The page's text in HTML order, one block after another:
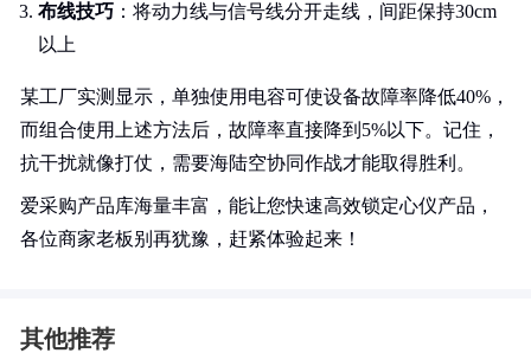
布线技巧 ：将动力线与信号线分开走线，间距保持30cm
以上
某工厂实测显示，单独使用电容可使设备故障率降低40%，
而组合使用上述方法后，故障率直接降到5%以下。记住，
抗干扰就像打仗，需要海陆空协同作战才能取得胜利。
爱采购产品库海量丰富，能让您快速高效锁定心仪产品，
各位商家老板别再犹豫，赶紧体验起来！
其他推荐